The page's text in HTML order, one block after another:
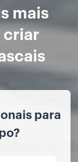
mais
criar
para